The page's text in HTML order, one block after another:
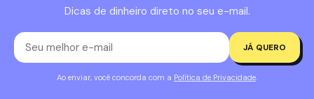
Dicas de dinheiro direto no seu e-mail.
JÁ QUERO
Ao enviar, você concorda com a Política de Privacidade